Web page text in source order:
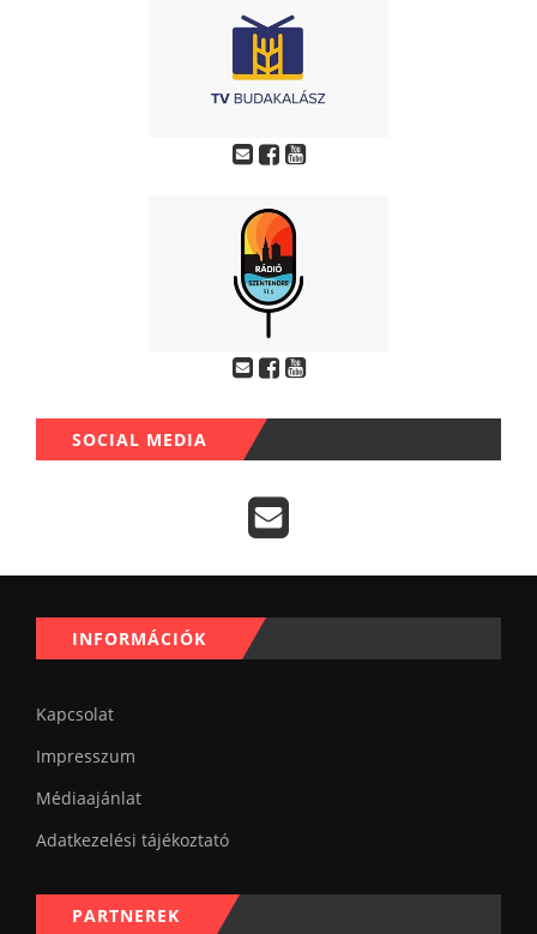
SOCIAL MEDIA
INFORMÁCIÓK
Kapcsolat
Impresszum
Médiaajánlat
Adatkezelési tájékoztató
PARTNEREK